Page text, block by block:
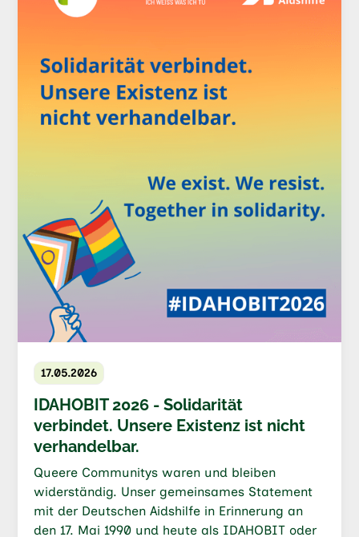
17.05.2026
IDAHOBIT 2026 - Solidarität
verbindet. Unsere Existenz ist nicht
verhandelbar.
Queere Communitys waren und bleiben
widerständig. Unser gemeinsames Statement
mit der Deutschen Aidshilfe in Erinnerung an
den 17. Mai 1990 und heute als IDAHOBIT oder